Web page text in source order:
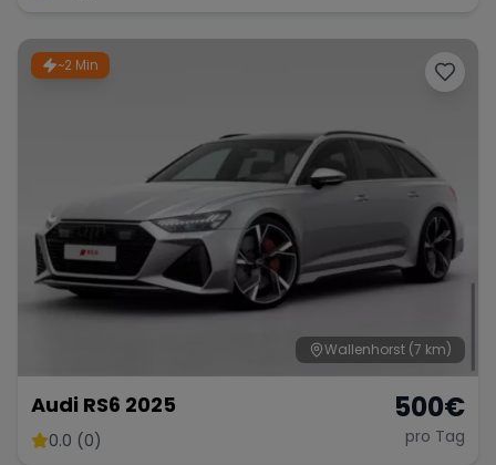
~2 Min
Wallenhorst (7 km)
Audi RS6 2025
0.0 (0)
500€
pro Tag